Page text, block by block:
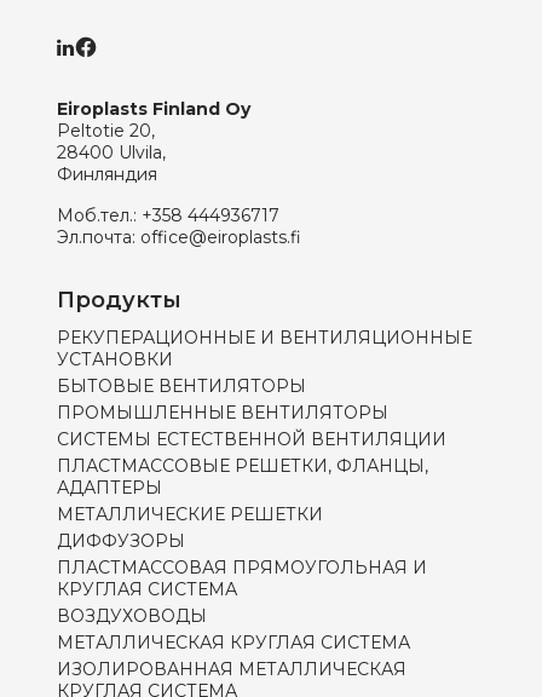
Eiroplasts Finland Oy
Peltotie 20,
28400 Ulvila,
Финляндия
Моб.тел.: +358 444936717
Эл.почта: office@eiroplasts.fi
Продукты
РЕКУПЕРАЦИОННЫЕ И ВЕНТИЛЯЦИОННЫЕ
УСТАНОВКИ
БЫТОВЫЕ ВЕНТИЛЯТОРЫ
ПРОМЫШЛЕННЫЕ ВЕНТИЛЯТОРЫ
СИСТЕМЫ ЕСТЕСТВЕННОЙ ВЕНТИЛЯЦИИ
ПЛАСТМАССОВЫЕ РЕШЕТКИ, ФЛАНЦЫ,
АДАПТЕРЫ
МЕТАЛЛИЧЕСКИЕ РЕШЕТКИ
ДИФФУЗОРЫ
ПЛАСТМАССОВАЯ ПРЯМОУГОЛЬНАЯ И
КРУГЛАЯ СИСТЕМА
ВОЗДУХОВОДЫ
МЕТАЛЛИЧЕСКАЯ КРУГЛАЯ СИСТЕМА
ИЗОЛИРОВАННАЯ МЕТАЛЛИЧЕСКАЯ
КРУГЛАЯ СИСТЕМА